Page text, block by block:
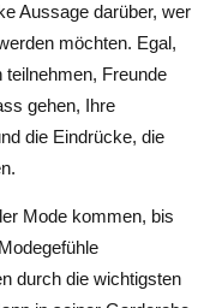
Aussage darüber, wer
möchten. Egal,
Freunde
gehen, Ihre
die Eindrücke, die
Mode kommen, bis
durch die wichtigsten